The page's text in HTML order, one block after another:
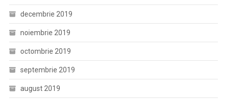
decembrie 2019
noiembrie 2019
octombrie 2019
septembrie 2019
august 2019